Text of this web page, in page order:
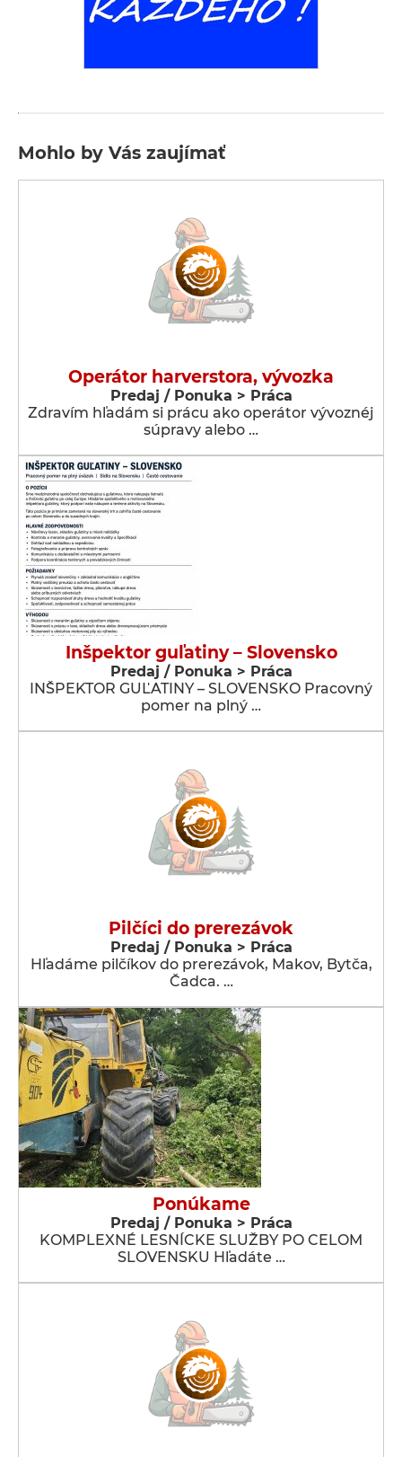
Mohlo by Vás zaujímať
Operátor harverstora, vývozka
Predaj / Ponuka > Práca
Zdravím hľadám si prácu ako operátor vývoznéj
súpravy alebo …
Inšpektor guľatiny – Slovensko
Predaj / Ponuka > Práca
INŠPEKTOR GUĽATINY – SLOVENSKO Pracovný
pomer na plný …
Pilčíci do prerezávok
Predaj / Ponuka > Práca
Hľadáme pilčíkov do prerezávok, Makov, Bytča,
Čadca. …
Ponúkame
Predaj / Ponuka > Práca
KOMPLEXNÉ LESNÍCKE SLUŽBY PO CELOM
SLOVENSKU Hľadáte …